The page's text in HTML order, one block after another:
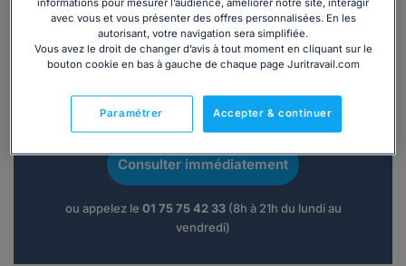
Vous souhaitez une consultation par
téléphone ?
Consulter immédiatement
ou appelez le 01 75 75 42 33(8h à 21h du lundi au
vendredi)
informations pour mesurer l’audience, améliorer notre site, interagir
avec vous et vous présenter des offres personnalisées. En les
autorisant, votre navigation sera simplifiée.
Vous avez le droit de changer d’avis à tout moment en cliquant sur le
bouton cookie en bas à gauche de chaque page Juritravail.com
Accepter & continuer
Paramétrer